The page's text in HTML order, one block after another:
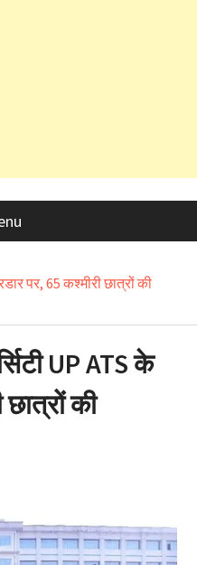
पर, 65 कश्मीरी छात्रों की
UP ATS के
की